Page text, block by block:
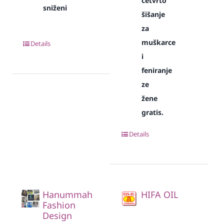
sniženi
Details
šišanje
za
muškarce
i
feniranje
ze
žene
gratis.
Details
Hanummah
Fashion
Design
HIFA OIL